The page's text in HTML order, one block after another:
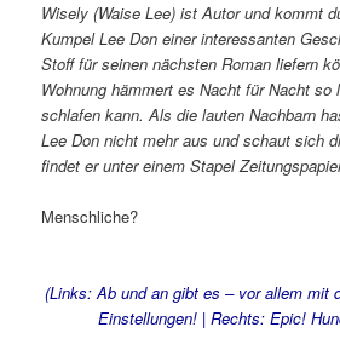
Wisely (Waise Lee) ist Autor und kommt
Kumpel Lee Don einer interessanten
Stoff für seinen nächsten Roman liefern
Wohnung hämmert es Nacht für Nacht
schlafen kann. Als die lauten Nachbarn
Lee Don nicht mehr aus und schaut sich
findet er unter einem Stapel
Menschliche?
(Links: Ab und an gibt es – vor allem mit
Einstellungen! | Rechts: Epic!